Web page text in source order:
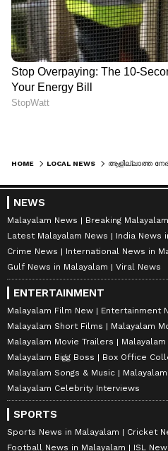
HOME LOCAL NEWS
NEWS
Malayalam News
Breaking
Latest Malayalam News
India News
Crime News
International News in
Gulf News in Malayalam
Viral News
ENTERTAINMENT
Malayalam Film New
Entertainment
Malayalam Short Films
Malayalam
Malayalam Movie Trailers
Malayalam Bigg Boss
Box Office
Malayalam Songs & Music
Malayalam Celebrity Interviews
SPORTS
Sports News in Malayalam
Cricket
Football News in Malayalam
ISL